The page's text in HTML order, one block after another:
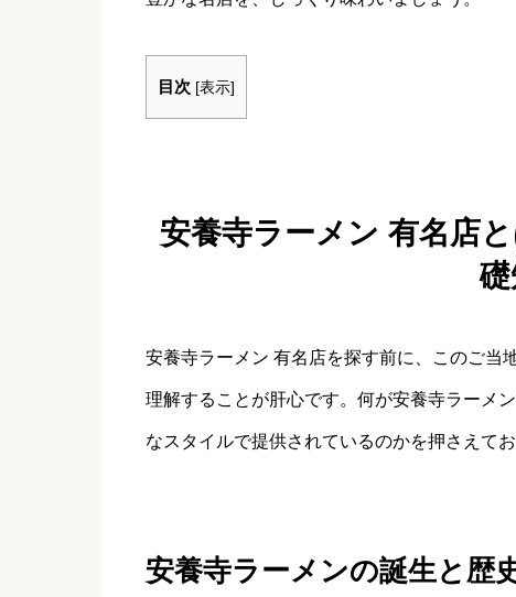
目次 [表示]
安養寺ラーメン 有名店
安養寺ラーメン 有名店を探す前に、このご当
理解することが肝心です。何が安養寺ラーメ
なスタイルで提供されているのかを押さえてお
安養寺ラーメンの誕生と歴